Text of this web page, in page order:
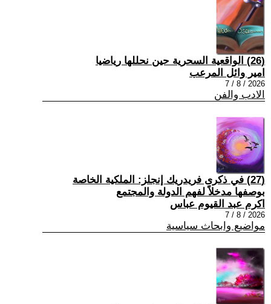
(26) الواقعية السحرية حين نحللها رياضيا
امير وائل المرعب
2026 / 8 / 7
الادب والفن
(27) في ذكرى فريدريك إنجلز: الملكية الخاصة
بوصفها مدخلاً لفهم الدولة والمجتمع
اكرم عبد القيوم عباس
2026 / 8 / 7
مواضيع وابحاث سياسية